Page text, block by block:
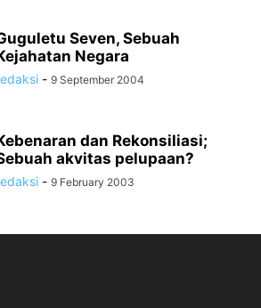
Seven, Sebuah
Negara
- 9 September 2004
dan Rekonsiliasi;
akvitas pelupaan?
- 9 February 2003